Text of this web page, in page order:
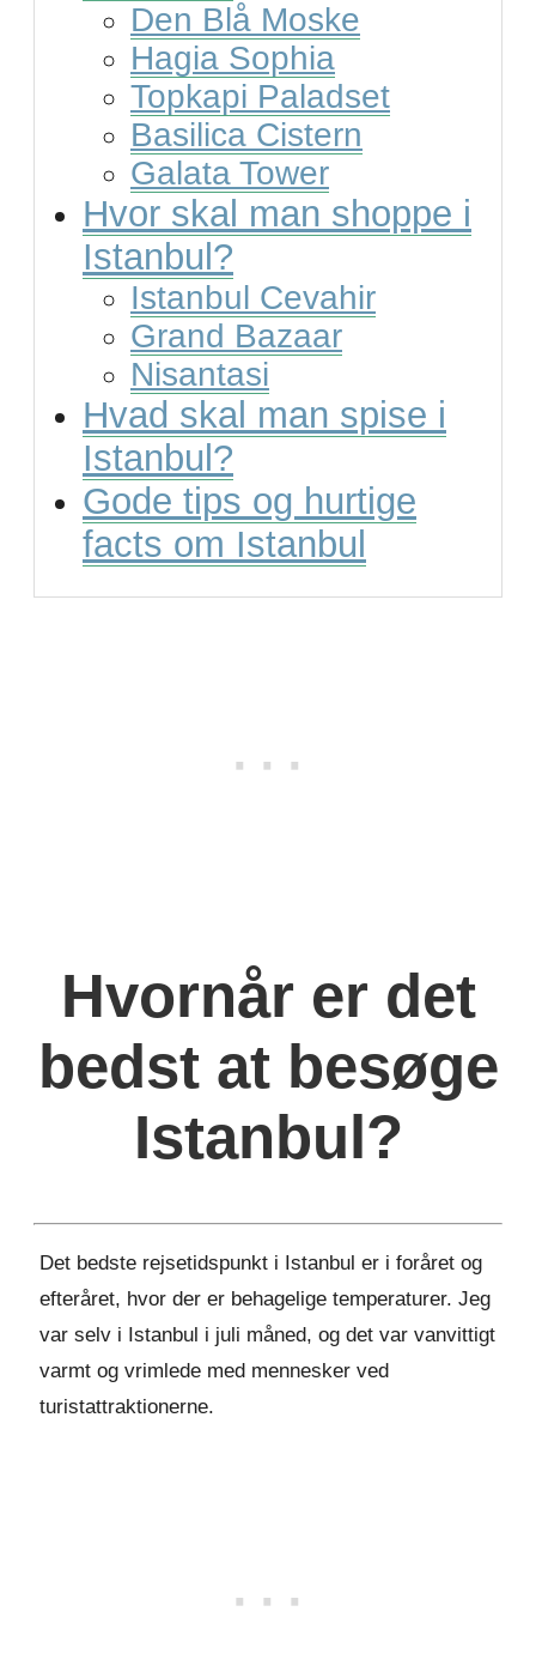
Den Blå Moske
Hagia Sophia
Topkapi Paladset
Basilica Cistern
Galata Tower
Hvor skal man shoppe i
Istanbul?
Istanbul Cevahir
Grand Bazaar
Nisantasi
Hvad skal man spise i
Istanbul?
Gode tips og hurtige
facts om Istanbul
Hvornår er det
bedst at besøge
Istanbul?
Det bedste rejsetidspunkt i Istanbul er i foråret og
efteråret, hvor der er behagelige temperaturer. Jeg
var selv i Istanbul i juli måned, og det var vanvittigt
varmt og vrimlede med mennesker ved
turistattraktionerne.